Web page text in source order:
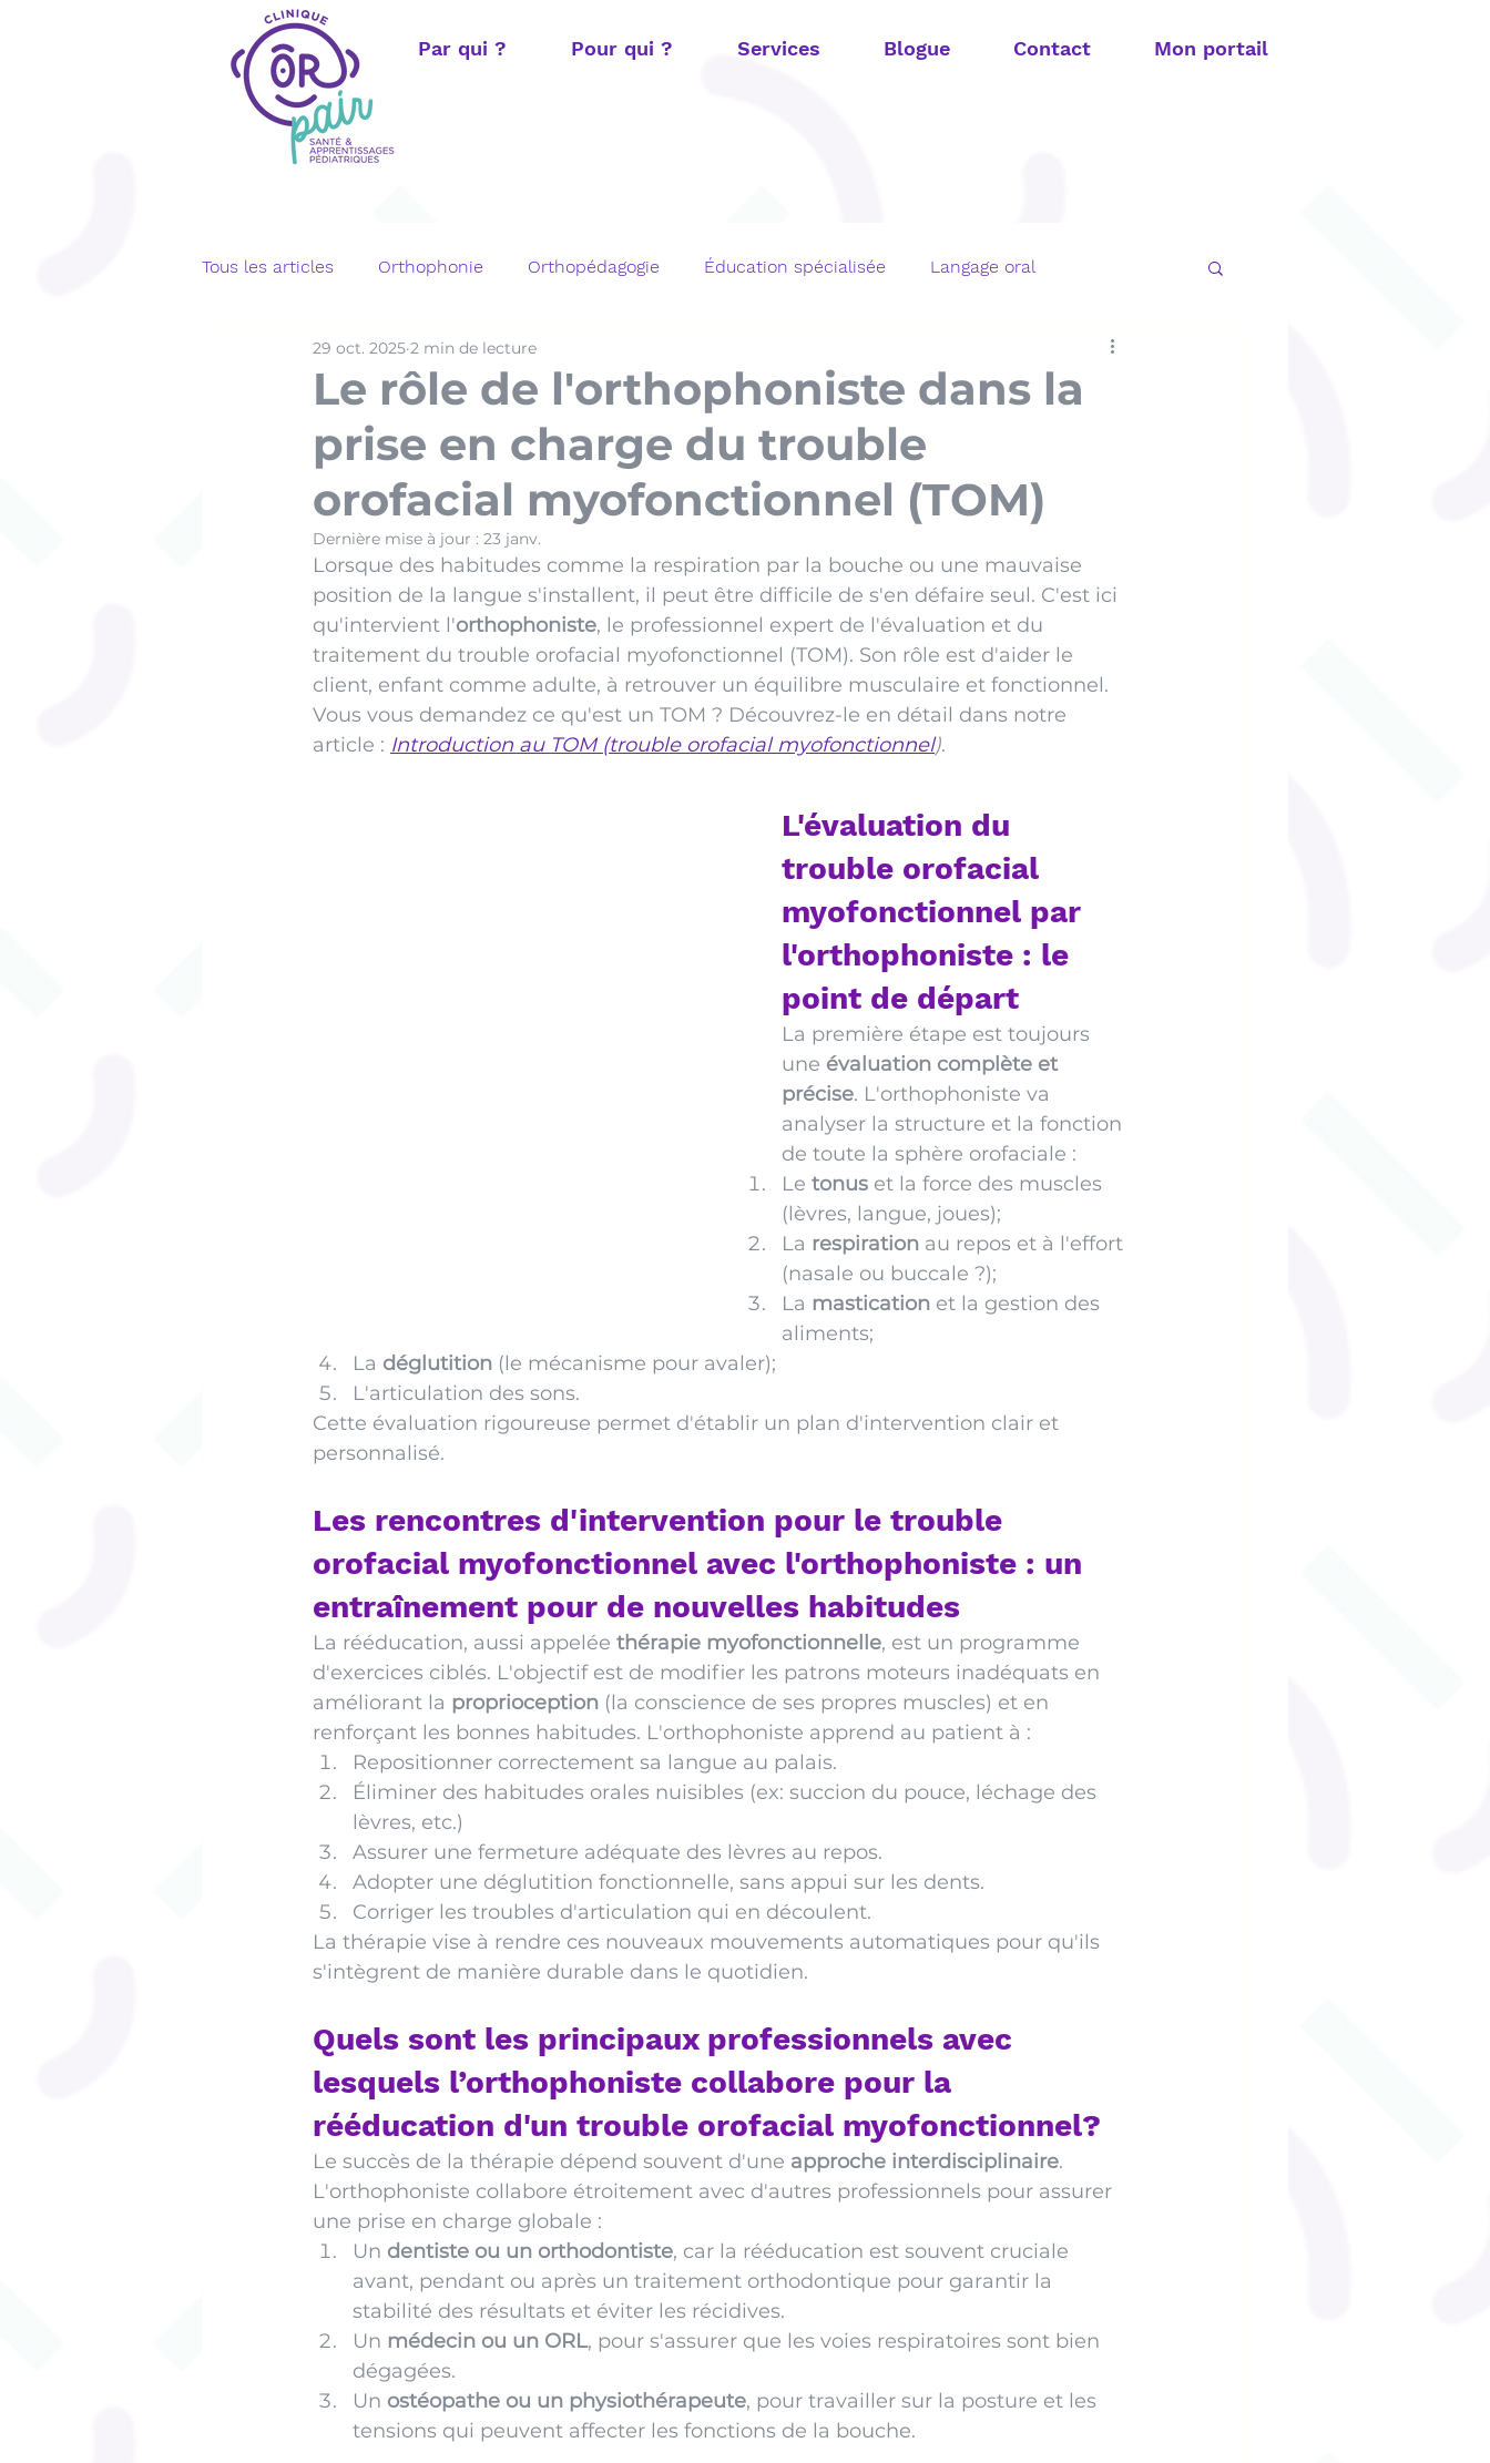
Par qui ? Pour qui ? Services Blogue Contact Mon portail
Tous les articles Orthophonie Orthopédagogie Éducation spécialisée Langage oral
Langage écrit Bégaiement TOM et apnée du sommeil
Orthophonie adulte Téléchargements gratuits
Le rôle de l'orthophoniste dans la
prise en charge du trouble
orofacial myofonctionnel (TOM)
29 oct. 2025 2 min de lecture
Dernière mise à jour : 23 janv.
Lorsque des habitudes comme la respiration par la bouche ou une mauvaise
position de la langue s'installent, il peut être difficile de s'en défaire seul. C'est ici
qu'intervient l'orthophoniste, le professionnel expert de l'évaluation et du
traitement du trouble orofacial myofonctionnel (TOM). Son rôle est d'aider le
client, enfant comme adulte, à retrouver un équilibre musculaire et fonctionnel.
Vous vous demandez ce qu'est un TOM ? Découvrez-le en détail dans notre
article : Introduction au TOM (trouble orofacial myofonctionnel).
L'évaluation du
trouble orofacial
myofonctionnel par
l'orthophoniste : le
point de départ
La première étape est toujours
une évaluation complète et
précise. L'orthophoniste va
analyser la structure et la fonction
de toute la sphère orofaciale :
Le tonus et la force des muscles
(lèvres, langue, joues);
La respiration au repos et à l'effort
(nasale ou buccale ?);
La mastication et la gestion des
aliments;
La déglutition (le mécanisme pour avaler);
L'articulation des sons.
Cette évaluation rigoureuse permet d'établir un plan d'intervention clair et
personnalisé.
Les rencontres d'intervention pour le trouble
orofacial myofonctionnel avec l'orthophoniste : un
entraînement pour de nouvelles habitudes
La rééducation, aussi appelée thérapie myofonctionnelle, est un programme
d'exercices ciblés. L'objectif est de modifier les patrons moteurs inadéquats en
améliorant la proprioception (la conscience de ses propres muscles) et en
renforçant les bonnes habitudes. L'orthophoniste apprend au patient à :
Repositionner correctement sa langue au palais.
Éliminer des habitudes orales nuisibles (ex: succion du pouce, léchage des
lèvres, etc.)
Assurer une fermeture adéquate des lèvres au repos.
Adopter une déglutition fonctionnelle, sans appui sur les dents.
Corriger les troubles d'articulation qui en découlent.
La thérapie vise à rendre ces nouveaux mouvements automatiques pour qu'ils
s'intègrent de manière durable dans le quotidien.
Quels sont les principaux professionnels avec
lesquels l’orthophoniste collabore pour la
rééducation d'un trouble orofacial myofonctionnel?
Le succès de la thérapie dépend souvent d'une approche interdisciplinaire.
L'orthophoniste collabore étroitement avec d'autres professionnels pour assurer
une prise en charge globale :
Un dentiste ou un orthodontiste, car la rééducation est souvent cruciale
avant, pendant ou après un traitement orthodontique pour garantir la
stabilité des résultats et éviter les récidives.
Un médecin ou un ORL, pour s'assurer que les voies respiratoires sont bien
dégagées.
Un ostéopathe ou un physiothérapeute, pour travailler sur la posture et les
tensions qui peuvent affecter les fonctions de la bouche.